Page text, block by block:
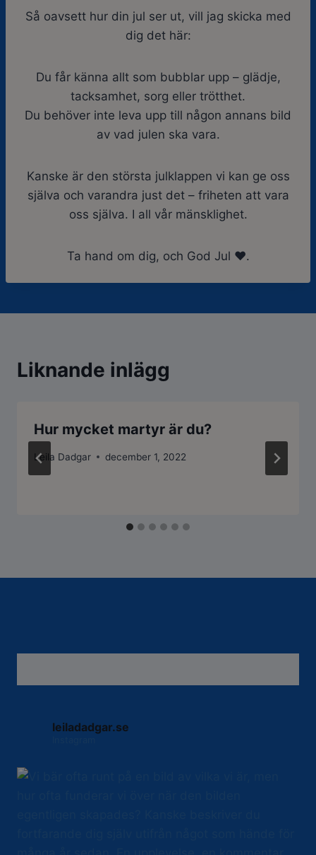
Så oavsett hur din jul ser ut, vill jag skicka med
dig det här:
Du får känna allt som bubblar upp – glädje,
tacksamhet, sorg eller trötthet.
Du behöver inte leva upp till någon annans bild
av vad julen ska vara.
Kanske är den största julklappen vi kan ge oss
själva och varandra just det – friheten att vara
oss själva. I all vår mänsklighet.
Ta hand om dig, och God Jul ❤️.
Liknande inlägg
Hur mycket martyr är du?
Leila Dadgar december 1, 2022
leiladadgar.se